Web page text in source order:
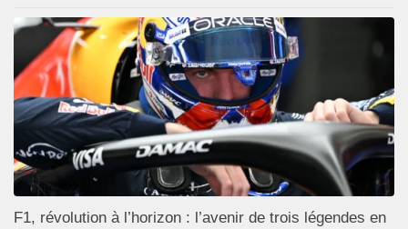
F1, révolution à l’horizon : l’avenir de trois légendes en